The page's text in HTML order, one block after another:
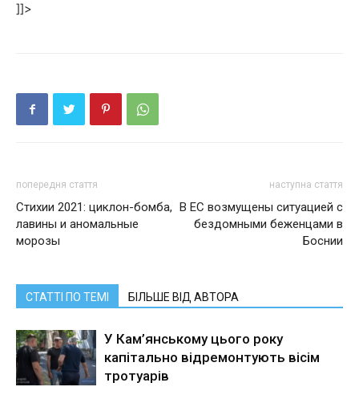
]]>
попередня стаття
Стихии 2021: циклон-бомба,
лавины и аномальные
морозы
наступна стаття
В ЕС возмущены ситуацией с
бездомными беженцами в
Боснии
СТАТТІ ПО ТЕМІ БІЛЬШЕ ВІД АВТОРА
У Кам’янському цього року
капітально відремонтують вісім
тротуарів